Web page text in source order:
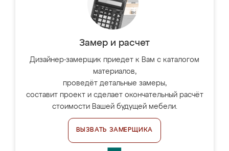
Замер и расчет
Дизайнер-замерщик приедет к Вам с каталогом
материалов,
проведёт детальные замеры,
составит проект и сделает окончательный расчёт
стоимости Вашей будущей мебели.
ВЫЗВАТЬ ЗАМЕРЩИКА